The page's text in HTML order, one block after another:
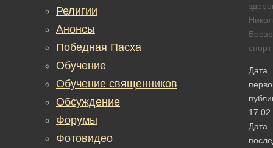
спорт
Дата
Дата
Религии
Анонсы
Победная Пасха
Обучение
Обучение священников
Обсуждение
Форумы
Фотовидео